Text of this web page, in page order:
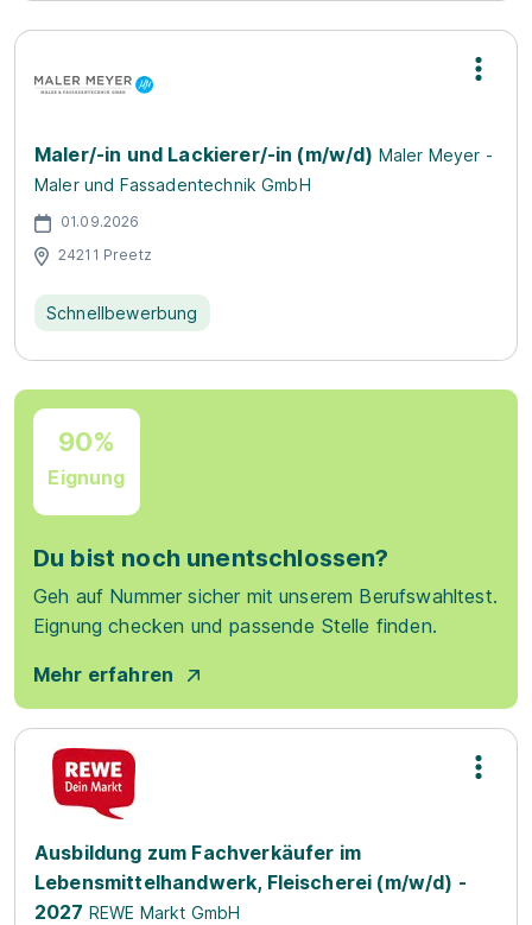
Maler/-in und Lackierer/-in (m/w/d) Maler Meyer -
Maler und Fassadentechnik GmbH
01.09.2026
24211 Preetz
Schnellbewerbung
90%
Eignung
Du bist noch unentschlossen?
Geh auf Nummer sicher mit unserem Berufswahltest.
Eignung checken und passende Stelle finden.
Mehr erfahren
Ausbildung zum Fachverkäufer im
Lebensmittelhandwerk, Fleischerei (m/w/d) -
2027 REWE Markt GmbH